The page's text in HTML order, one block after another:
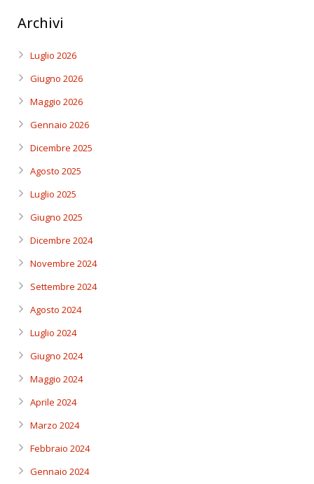
Archivi
Luglio 2026
Giugno 2026
Maggio 2026
Gennaio 2026
Dicembre 2025
Agosto 2025
Luglio 2025
Giugno 2025
Dicembre 2024
Novembre 2024
Settembre 2024
Agosto 2024
Luglio 2024
Giugno 2024
Maggio 2024
Aprile 2024
Marzo 2024
Febbraio 2024
Gennaio 2024